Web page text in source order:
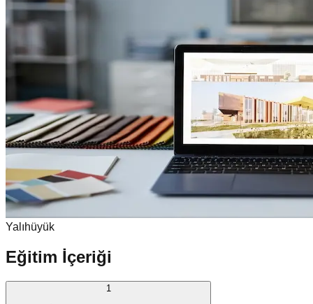
Yalıhüyük
Eğitim İçeriği
1